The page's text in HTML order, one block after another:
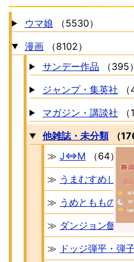
ウマ娘
（5530）
漫画
（8102）
サンデー作品
（395）
ジャンプ・集英社
マガジン・講談社
他雑誌・未分類
（
≫ J⇔M
（64）
≫ うまむすめし
（
≫ うめともものふ
≫ ダンジョン飯 （
≫ ドッジ弾平・弾子